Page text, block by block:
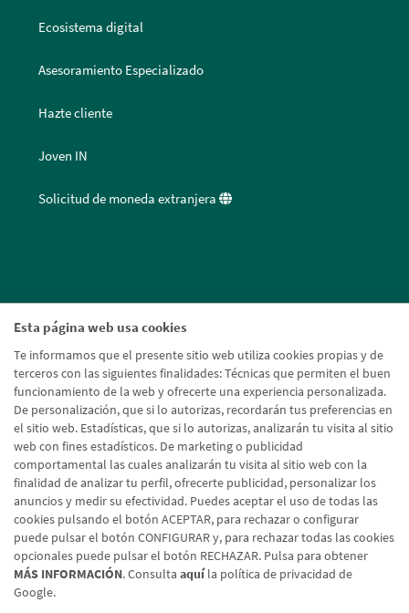
Esta página web usa cookies
Te informamos que el presente sitio web utiliza cookies propias y de
terceros con las siguientes finalidades: Técnicas que permiten el buen
funcionamiento de la web y ofrecerte una experiencia personalizada.
De personalización, que si lo autorizas, recordarán tus preferencias en
el sitio web. Estadísticas, que si lo autorizas, analizarán tu visita al sitio
web con fines estadísticos. De marketing o publicidad
comportamental las cuales analizarán tu visita al sitio web con la
finalidad de analizar tu perfil, ofrecerte publicidad, personalizar los
anuncios y medir su efectividad. Puedes aceptar el uso de todas las
cookies pulsando el botón ACEPTAR, para rechazar o configurar
puede pulsar el botón CONFIGURAR y, para rechazar todas las cookies
opcionales puede pulsar el botón RECHAZAR. Pulsa para obtener
MÁS INFORMACIÓN. Consulta aquíla política de privacidad de
Google.
Ecosistema digital
Asesoramiento Especializado
Hazte cliente
Joven IN
Solicitud de moneda extranjera
Aviso legal